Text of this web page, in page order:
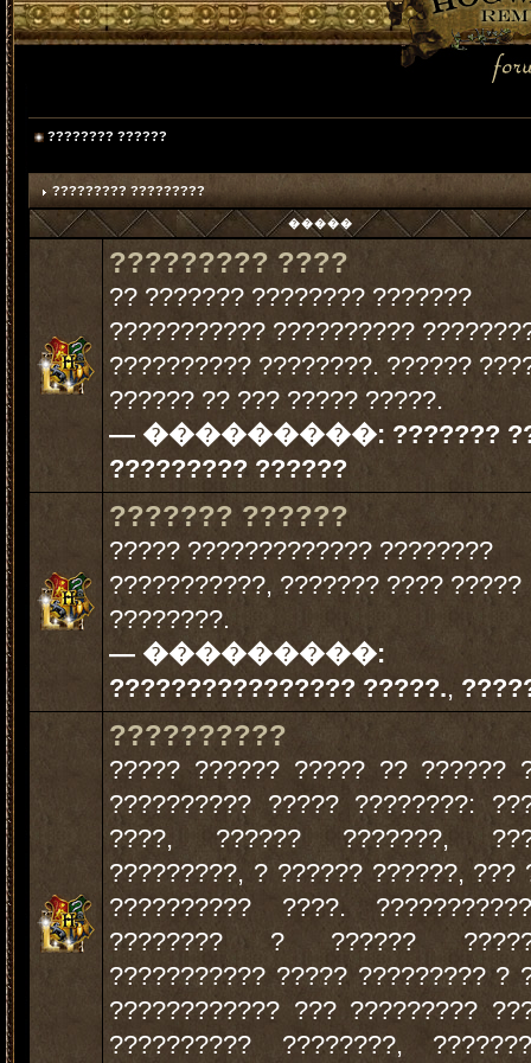
???????? ??????
????????? ?????????
�����
????????? ????
?? ??????? ???????? ???????
??????????? ??????????
?????????? ????????. ??????
?????? ?? ??? ????? ?????.
— ���������: ???????
????????? ??????
??????? ??????
????? ????????????? ????????
???????????, ??????? ???? ?????
????????.
— ���������:
???????????????? ?????.,
??????????
????? ?????? ????? ?? ??????
?????????? ????? ????????:
????, ?????? ???????,
?????????, ? ?????? ??????, ???
?????????? ????.
???????? ? ??????
??????????? ????? ????????? ?
???????????? ??? ?????????
?????????? ????????,